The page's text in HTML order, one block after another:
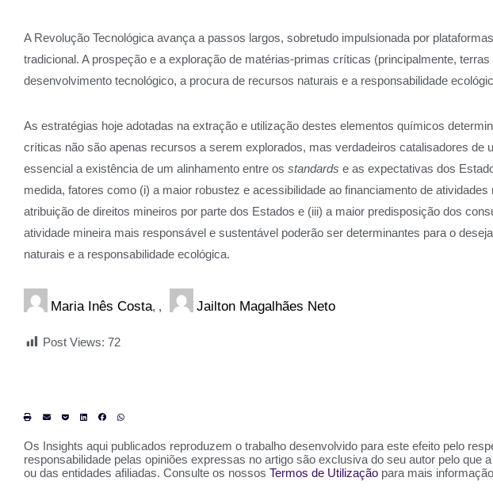
A Revolução Tecnológica avança a passos largos, sobretudo impulsionada por
tradicional. A prospeção e a exploração de matérias-primas críticas (principalmente,
desenvolvimento tecnológico, a procura de recursos naturais e a responsabilidade
As estratégias hoje adotadas na extração e utilização destes elementos químicos
críticas não são apenas recursos a serem explorados, mas verdadeiros catalisadores
essencial a existência de um alinhamento entre os standards e as expectativas dos
medida, fatores como (i) a maior robustez e acessibilidade ao financiamento de
atribuição de direitos mineiros por parte dos Estados e (iii) a maior predisposição dos
atividade mineira mais responsável e sustentável poderão ser determinantes para o
naturais e a responsabilidade ecológica.
Maria Inês Costa, Jailton Magalhães Neto
Post Views: 72
Os Insights aqui publicados reproduzem o trabalho desenvolvido para este efeito pelo
responsabilidade pelas opiniões expressas no artigo são exclusiva do seu autor pelo
ou das entidades afiliadas. Consulte os nossos Termos de Utilização para mais